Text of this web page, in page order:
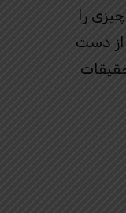
را
از دست